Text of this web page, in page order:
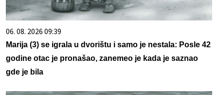
06. 08. 2026 09:39
Marija (3) se igrala u dvorištu i samo je nestala: Posle 42
godine otac je pronašao, zanemeo je kada je saznao
gde je bila